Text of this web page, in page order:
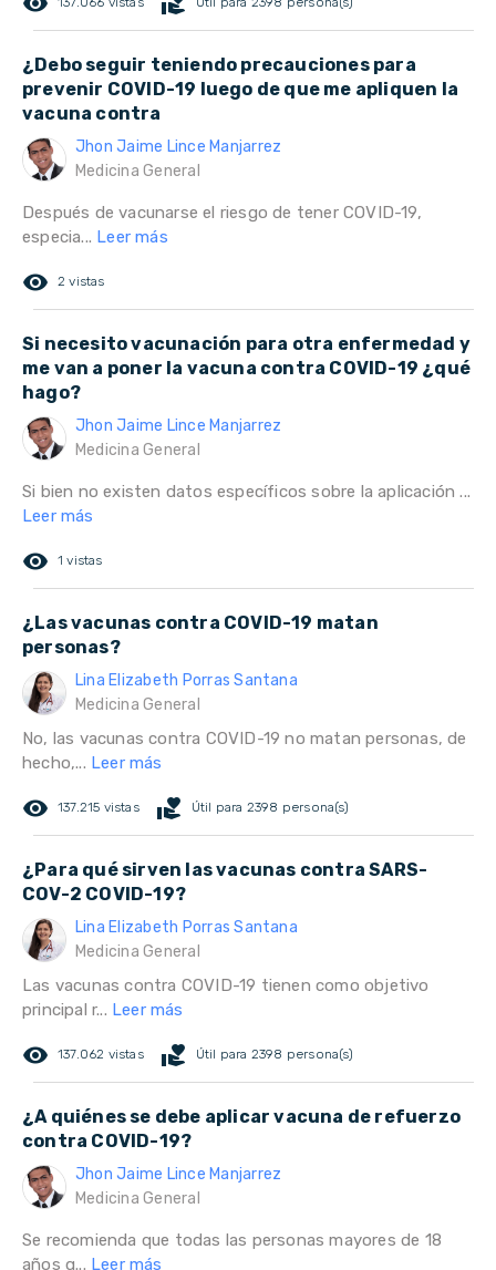
¿Debo seguir teniendo precauciones para
prevenir COVID-19 luego de que me apliquen la
vacuna contra
Jhon Jaime Lince Manjarrez
Medicina General
Después de vacunarse el riesgo de tener COVID-19,
especia... Leer más
remove_red_eye 2 vistas
Si necesito vacunación para otra enfermedad y
me van a poner la vacuna contra COVID-19 ¿qué
hago?
Jhon Jaime Lince Manjarrez
Medicina General
Si bien no existen datos específicos sobre la aplicación ...
Leer más
remove_red_eye 1 vistas
¿Las vacunas contra COVID-19 matan
personas?
Lina Elizabeth Porras Santana
Medicina General
No, las vacunas contra COVID-19 no matan personas, de
hecho,... Leer más
remove_red_eye 137.215 vistas volunteer_activism Útil para 2398 persona(s)
¿Para qué sirven las vacunas contra SARS-
COV-2 COVID-19?
Lina Elizabeth Porras Santana
Medicina General
Las vacunas contra COVID-19 tienen como objetivo
principal r... Leer más
remove_red_eye 137.062 vistas volunteer_activism Útil para 2398 persona(s)
¿A quiénes se debe aplicar vacuna de refuerzo
contra COVID-19?
Jhon Jaime Lince Manjarrez
Medicina General
Se recomienda que todas las personas mayores de 18
años q... Leer más